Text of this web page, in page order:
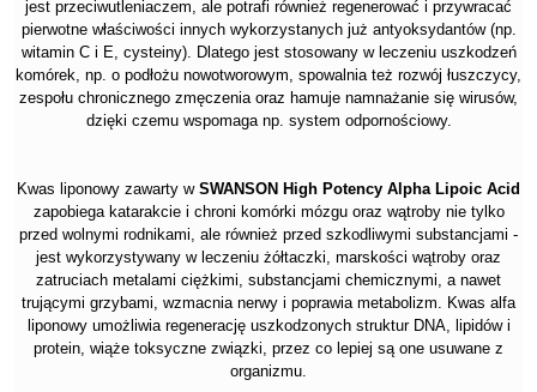
jest przeciwutleniaczem, ale potrafi również regenerować i przywracać
pierwotne właściwości innych wykorzystanych już antyoksydantów (np.
witamin C i E, cysteiny). Dlatego jest stosowany w leczeniu uszkodzeń
komórek, np. o podłożu nowotworowym, spowalnia też rozwój łuszczycy,
zespołu chronicznego zmęczenia oraz hamuje namnażanie się wirusów,
dzięki czemu wspomaga np. system odpornościowy.
Kwas liponowy zawarty w SWANSON High Potency Alpha Lipoic Acid
zapobiega katarakcie i chroni komórki mózgu oraz wątroby nie tylko
przed wolnymi rodnikami, ale również przed szkodliwymi substancjami -
jest wykorzystywany w leczeniu żółtaczki, marskości wątroby oraz
zatruciach metalami ciężkimi, substancjami chemicznymi, a nawet
trującymi grzybami, wzmacnia nerwy i poprawia metabolizm. Kwas alfa
liponowy umożliwia regenerację uszkodzonych struktur DNA, lipidów i
protein, wiąże toksyczne związki, przez co lepiej są one usuwane z
organizmu.